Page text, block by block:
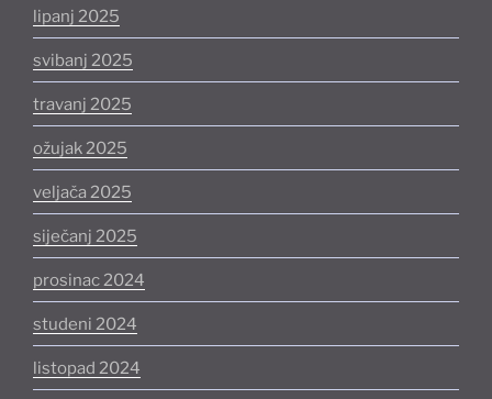
lipanj 2025
svibanj 2025
travanj 2025
ožujak 2025
veljača 2025
siječanj 2025
prosinac 2024
studeni 2024
listopad 2024